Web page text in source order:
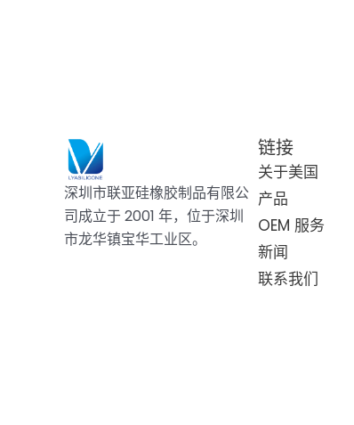
深圳市联亚硅橡胶制品有限公
司成立于 2001 年，位于深圳
市龙华镇宝华工业区。
链接
关于美国
产品
OEM 服务
新闻
联系我们